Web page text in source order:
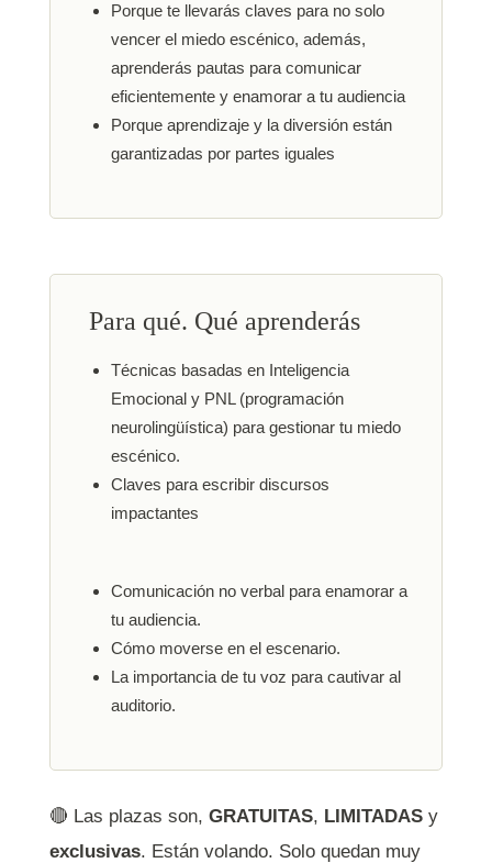
Porque te llevarás claves para no solo
vencer el miedo escénico, además,
aprenderás pautas para comunicar
eficientemente y enamorar a tu audiencia
Porque aprendizaje y la diversión están
garantizadas por partes iguales
Para qué. Qué aprenderás
Técnicas basadas en Inteligencia
Emocional y PNL (programación
neurolingüística) para gestionar tu miedo
escénico.
Claves para escribir discursos
impactantes
Comunicación no verbal para enamorar a
tu audiencia.
Cómo moverse en el escenario.
La importancia de tu voz para cautivar al
auditorio.
🔴 Las plazas son, GRATUITAS, LIMITADASy
exclusivas. Están volando. Solo quedan muy